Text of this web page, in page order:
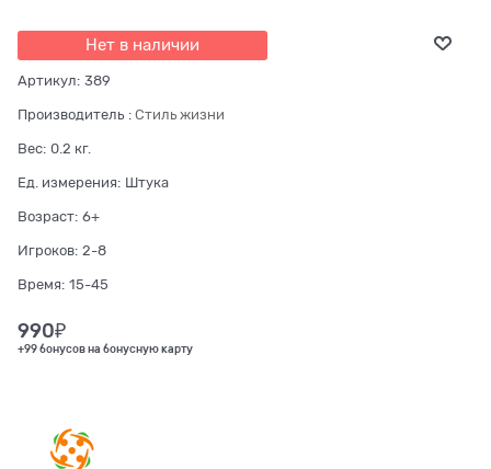
Нет в наличии
Артикул: 389
Производитель : Стиль жизни
Вес: 0.2 кг.
Ед. измерения: Штука
Возраст: 6+
Игроков: 2-8
Время: 15-45
990₽
+99 бонусов на бонусную карту